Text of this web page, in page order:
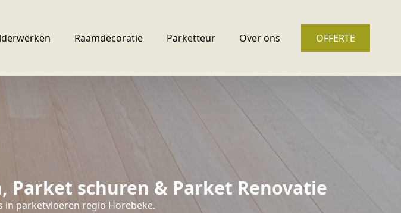
Raamdecoratie Parketteur Over ons OFFERTE
schuren & Parket Renovatie
in parketvloeren regio Horebeke.